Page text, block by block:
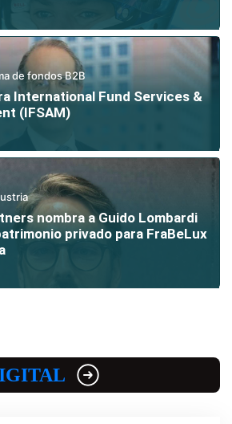
de fondos B2B
International Fund Services &
(IFSAM)
nombra a Guido Lombardi
privado para FraBeLux